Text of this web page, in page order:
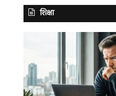
शिक्षा